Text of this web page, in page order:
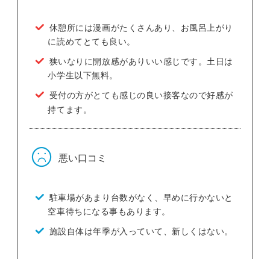
休憩所には漫画がたくさんあり、お風呂上がり
に読めてとても良い。
狭いなりに開放感がありいい感じです。土日は
小学生以下無料。
受付の方がとても感じの良い接客なので好感が
持てます。
悪い口コミ
駐車場があまり台数がなく、早めに行かないと
空車待ちになる事もあります。
施設自体は年季が入っていて、新しくはない。